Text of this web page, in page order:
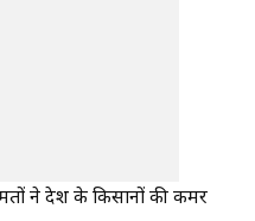
ने देश के किसानों की कमर